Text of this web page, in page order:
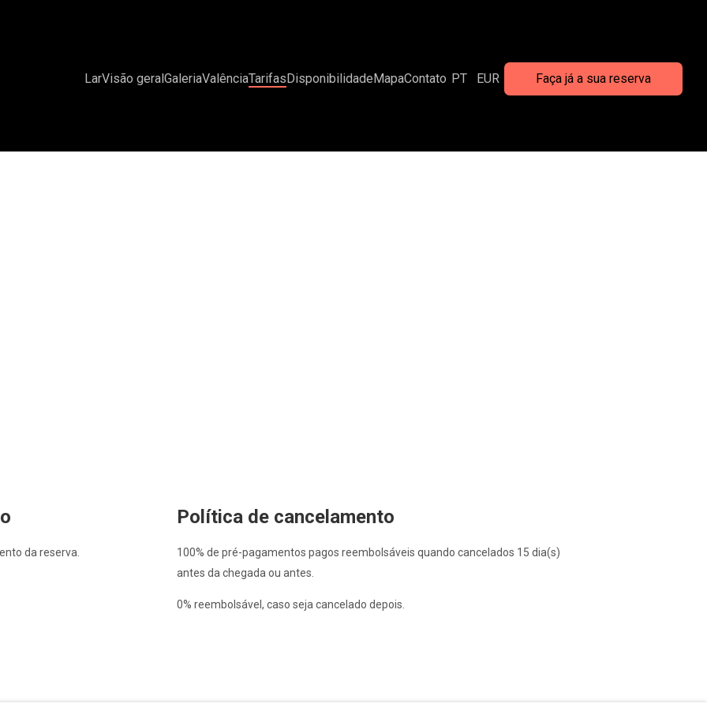
LarVisão geralGaleriaValênciaTarifasDisponibilidadeMapaContato PT EUR Faça já a sua reserva
da reserva.
Política de cancelamento
100% de pré-pagamentos pagos reembolsáveis quando cancelados 15 dia(s)
antes da chegada ou antes.
0% reembolsável, caso seja cancelado depois.